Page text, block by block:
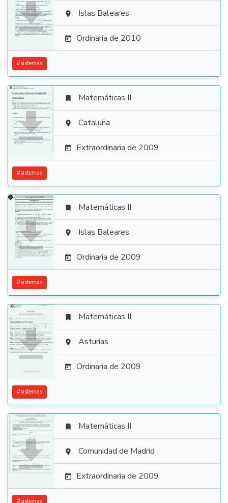
  Islas Baleares
 Ordinaria de 2010
#sistemas

 Matemáticas II
 Cataluña
 Extraordinaria de 2009
#sistemas

 Matemáticas II
 Islas Baleares
 Ordinaria de 2009
#sistemas

 Matemáticas II
 Asturias
 Ordinaria de 2009
#sistemas

 Matemáticas II
 Comunidad de Madrid
 Extraordinaria de 2009
#sistemas